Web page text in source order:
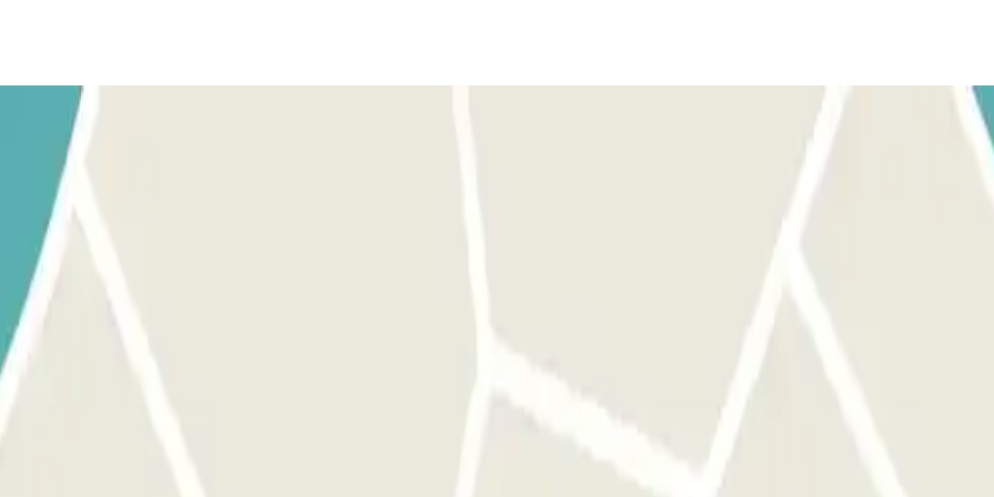
uw voertuig. Parkeer op een willekeurige vrije plaats.
reserveringsgegevens door.
de slagboom niet opent, Bel met de intercom en geef jouw reserveringsgegevens door.
Volg dezelfde procedure zoals hiervoor beschreven voor het in- en uitrijden."